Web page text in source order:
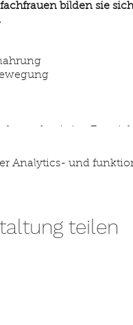
bilden sie
.
Analytics- und
teilen